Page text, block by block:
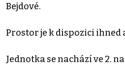
Bejdové.
Prostor je k dispozici ihned
Jednotka se nachází ve 2.